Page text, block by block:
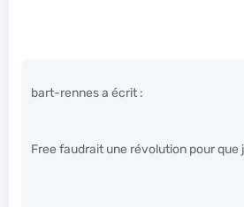
bart-rennes a écrit :
Free faudrait une révolution pour que